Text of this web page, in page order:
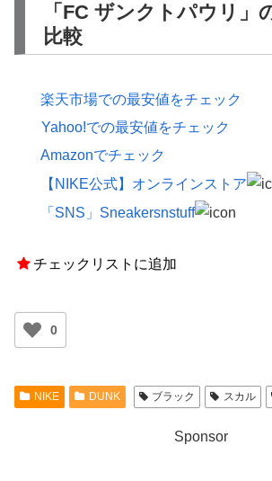
「FC ザンクトパウリ」
比較
楽天市場での最安値をチェック
Yahoo!での最安値をチェック
Amazonでチェック
【NIKE公式】オンラインストア
「SNS」Sneakersnstuff
チェックリストに追加
0
NIKE DUNK ブラック スカル
Sponsor